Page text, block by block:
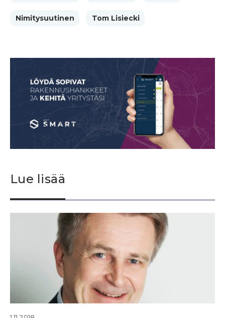
Nimitysuutinen Tom Lisiecki
Lue lisää